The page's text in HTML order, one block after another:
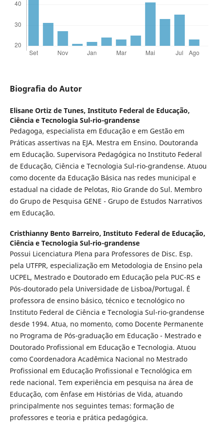
Biografia do Autor
Elisane Ortiz de Tunes, Instituto Federal de Educação,
Ciência e Tecnologia Sul-rio-grandense
Pedagoga, especialista em Educação e em Gestão em
Práticas assertivas na EJA. Mestra em Ensino. Doutoranda
em Educação. Supervisora Pedagógica no Instituto Federal
de Educação, Ciência e Tecnologia Sul-rio-grandense. Atuou
como docente da Educação Básica nas redes municipal e
estadual na cidade de Pelotas, Rio Grande do Sul. Membro
do Grupo de Pesquisa GENE - Grupo de Estudos Narrativos
em Educação.
Cristhianny Bento Barreiro, Instituto Federal de Educação,
Ciência e Tecnologia Sul-rio-grandense
Possui Licenciatura Plena para Professores de Disc. Esp.
pela UTFPR, especialização em Metodologia de Ensino pela
UCPEL, Mestrado e Doutorado em Educação pela PUC-RS e
Pós-doutorado pela Universidade de Lisboa/Portugal. É
professora de ensino básico, técnico e tecnológico no
Instituto Federal de Ciência e Tecnologia Sul-rio-grandense
desde 1994. Atua, no momento, como Docente Permanente
no Programa de Pós-graduação em Educação - Mestrado e
Doutorado Profissional em Educação e Tecnologia. Atuou
como Coordenadora Acadêmica Nacional no Mestrado
Profissional em Educação Profissional e Tecnológica em
rede nacional. Tem experiência em pesquisa na área de
Educação, com ênfase em Histórias de Vida, atuando
principalmente nos seguintes temas: formação de
professores e teoria e prática pedagógica.